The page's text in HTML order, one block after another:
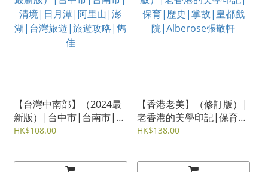
【台灣中南部】（2024最
新版）|台中市|台南市|清
境|日月潭|阿里山|澎湖|
HK$108.00
【香港老美】（修訂版）|
老香港的美學印記|保育|
歷史|掌故|皇都戲
HK$138.00